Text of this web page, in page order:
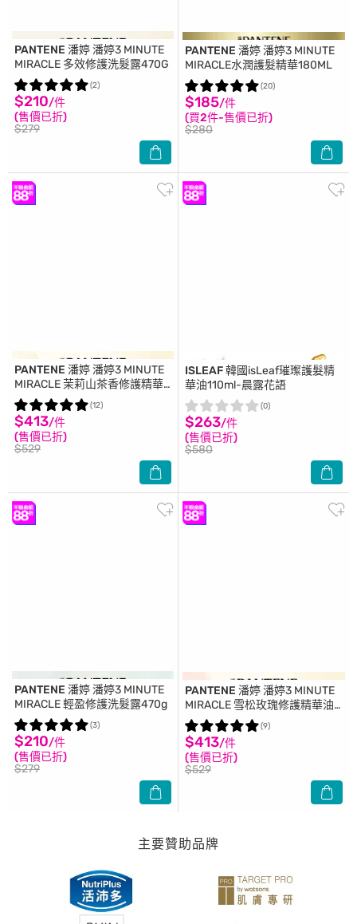
PANTENE 潘婷潘婷3 MINUTE
MIRACLE 多效修護洗髮露470G
$210/件
(售價已折)
$279
(2)
PANTENE 潘婷潘婷3 MINUTE
MIRACLE水潤護髮精華180ML
$185/件
(買2件-售價已折)
$280
(20)
PANTENE 潘婷潘婷3 MINUTE
MIRACLE 茉莉山茶香修護精華
油90ML
$413/件
(售價已折)
$529
(12)
ISLEAF韓國isLeaf璀璨護髮精
華油110ml-晨露花語
$263/件
(售價已折)
$580
(0)
PANTENE 潘婷潘婷3 MINUTE
MIRACLE 輕盈修護洗髮露470g
$210/件
(售價已折)
$279
(3)
PANTENE 潘婷潘婷3 MINUTE
MIRACLE 雪松玫瑰修護精華油
90ML
$413/件
(售價已折)
$529
(9)
主要贊助品牌